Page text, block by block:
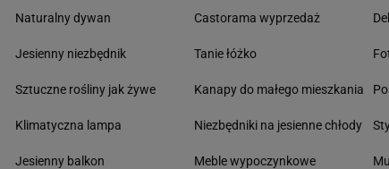
Naturalny dywan
Jesienny niezbędnik
Sztuczne rośliny jak żywe
Klimatyczna lampa
Jesienny balkon
Castorama wyprzedaż
Tanie łóżko
Kanapy do małego mieszkania
Niezbędniki na jesienne chłody
Meble wypoczynkowe